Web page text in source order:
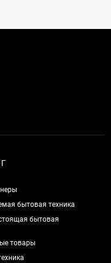
бытовая техника
бытовая
товары